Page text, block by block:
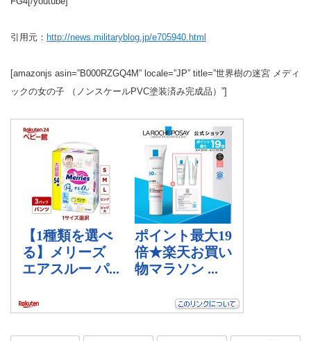
引用元： http://news.militaryblog.jp/e705940.html
[amazonjs asin=”B000RZGQ4M” locale=”JP” title=”世界樹の迷宮 メディ
ックの女の子 （ノンスケールPVC塗装済み完成品）”]